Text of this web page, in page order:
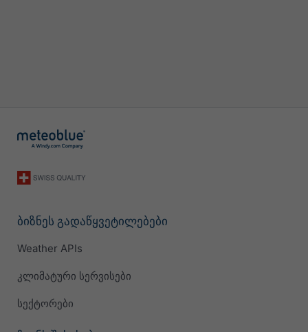
ბიზნეს გადაწყვეტილებები
Weather APIs
კლიმატური სერვისები
სექტორები